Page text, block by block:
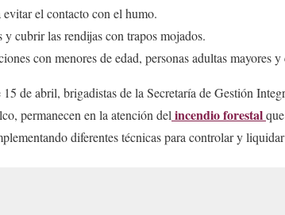
el contacto con el humo.
y cubrir las rendijas con trapos mojados.
con menores de edad, personas adultas mayores
15 de abril, brigadistas de la Secretaría de Gestión
permanecen en la atención del incendio forestal
diferentes técnicas para controlar y